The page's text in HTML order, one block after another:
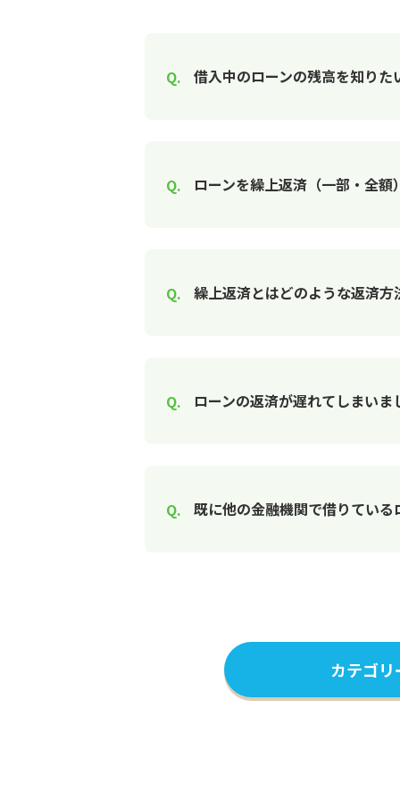
借入中のローンの残高を知りた
ローンを繰上返済（一部・全額
繰上返済とはどのような返済方
ローンの返済が遅れてしまいま
既に他の金融機関で借りてい
カテゴ